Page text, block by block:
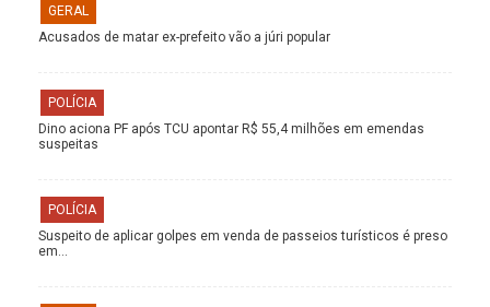
GERAL
Acusados de matar ex-prefeito vão a júri popular
POLÍCIA
Dino aciona PF após TCU apontar R$ 55,4 milhões em emendas
suspeitas
POLÍCIA
Suspeito de aplicar golpes em venda de passeios turísticos é preso
em…